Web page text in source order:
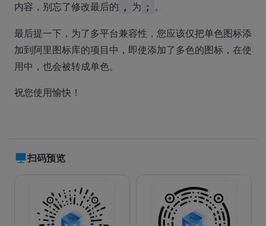
内容，别忘了修改最后的 , 为 ; 。
最后提一下，为了多平台兼容性，您应该仅把单色图标添
加到阿里图标库的项目中，即使添加了多色的图标，在使
用中，也会被转成单色。
祝您使用愉快！
扫码预览